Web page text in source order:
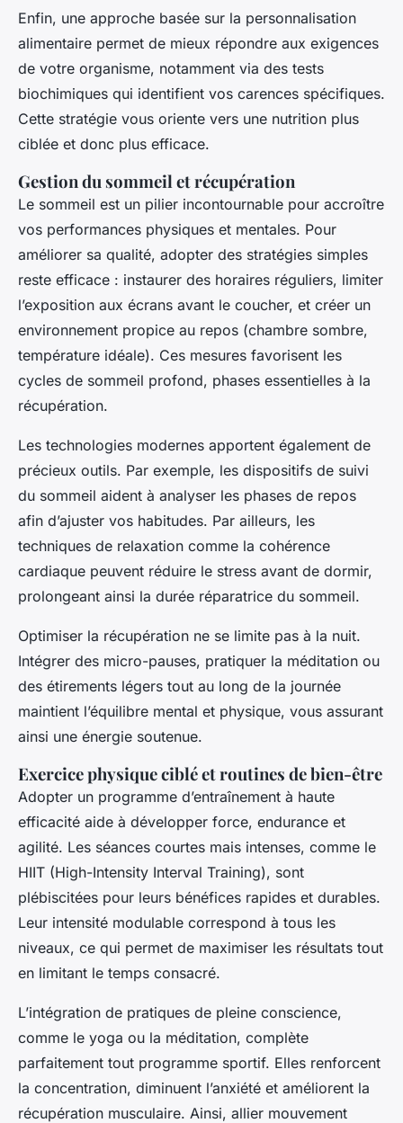
Enfin, une approche basée sur la personnalisation
alimentaire permet de mieux répondre aux exigences
de votre organisme, notamment via des tests
biochimiques qui identifient vos carences spécifiques.
Cette stratégie vous oriente vers une nutrition plus
ciblée et donc plus efficace.
Gestion du sommeil et récupération
Le sommeil est un pilier incontournable pour accroître
vos performances physiques et mentales. Pour
améliorer sa qualité, adopter des stratégies simples
reste efficace : instaurer des horaires réguliers, limiter
l’exposition aux écrans avant le coucher, et créer un
environnement propice au repos (chambre sombre,
température idéale). Ces mesures favorisent les
cycles de sommeil profond, phases essentielles à la
récupération.
Les technologies modernes apportent également de
précieux outils. Par exemple, les dispositifs de suivi
du sommeil aident à analyser les phases de repos
afin d’ajuster vos habitudes. Par ailleurs, les
techniques de relaxation comme la cohérence
cardiaque peuvent réduire le stress avant de dormir,
prolongeant ainsi la durée réparatrice du sommeil.
Optimiser la récupération ne se limite pas à la nuit.
Intégrer des micro-pauses, pratiquer la méditation ou
des étirements légers tout au long de la journée
maintient l’équilibre mental et physique, vous assurant
ainsi une énergie soutenue.
Exercice physique ciblé et routines de bien-être
Adopter un programme d’entraînement à haute
efficacité aide à développer force, endurance et
agilité. Les séances courtes mais intenses, comme le
HIIT (High-Intensity Interval Training), sont
plébiscitées pour leurs bénéfices rapides et durables.
Leur intensité modulable correspond à tous les
niveaux, ce qui permet de maximiser les résultats tout
en limitant le temps consacré.
L’intégration de pratiques de pleine conscience,
comme le yoga ou la méditation, complète
parfaitement tout programme sportif. Elles renforcent
la concentration, diminuent l’anxiété et améliorent la
récupération musculaire. Ainsi, allier mouvement